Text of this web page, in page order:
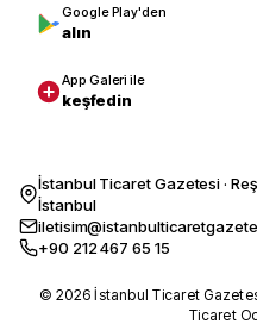
Google Play'den
alın
App Galeri ile
keşfedin
İstanbul Ticaret Gazetesi ·
İstanbul
+90 212 467 65 15
© 2026 İstanbul Ticaret Gazetesi
Ticaret